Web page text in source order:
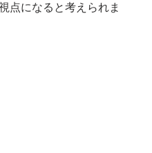
点になると考えられま